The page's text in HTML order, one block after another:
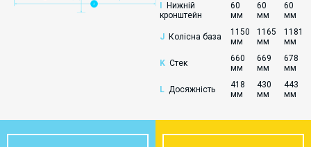
Нижній
кронштейн
60
мм
60
мм
60
мм
J Колісна база
1150
мм
1165
мм
1181
мм
K Стек
660
мм
669
мм
678
мм
L Досяжність
418
мм
430
мм
443
мм